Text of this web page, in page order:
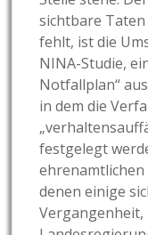
sichtbare
fehlt, ist die
NINA-Studie,
Notfallplan“
in dem die
festgelegt
denen einige
Vergangenheit,